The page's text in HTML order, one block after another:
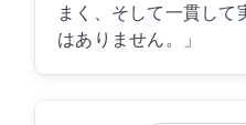
まく、そして一貫して
はありません。」